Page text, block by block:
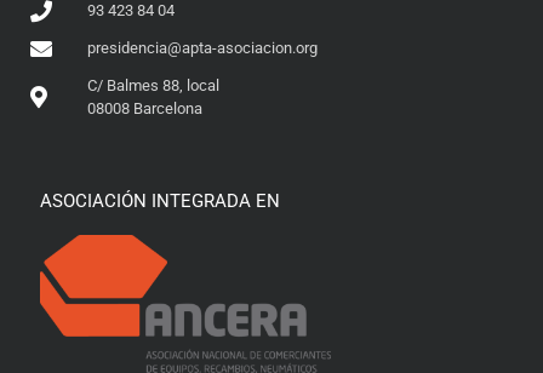
93 423 84 04
presidencia@apta-asociacion.org
C/ Balmes 88, local
08008 Barcelona
ASOCIACIÓN INTEGRADA EN